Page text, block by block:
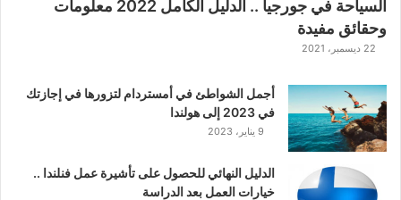
ا
ل
ا
س
ي
ك
السياحة في جورجيا .. الدليل الكامل 2022 معلومات
وحقائق مفيدة
22 ديسمبر، 2021
أجمل الشواطئ في أمستردام لتزورها في إجازتك
في 2023 إلى هولندا
9 يناير، 2023
الدليل النهائي للحصول على تأشيرة عمل فنلندا ..
خيارات العمل بعد الدراسة